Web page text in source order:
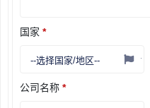
国家 *
公司名称 *